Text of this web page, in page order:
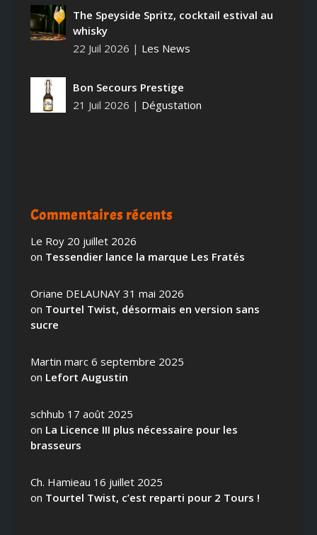
The Speyside Spritz, cocktail estival au
whisky
22 Juil 2026 | Les News
Bon Secours Prestige
21 Juil 2026 | Dégustation
Commentaires récents
Le Roy 20 juillet 2026
on Tessendier lance la marque Les Fratés
Oriane DELAUNAY 31 mai 2026
on Tourtel Twist, désormais en version sans
sucre
Martin marc 6 septembre 2025
on Lefort Augustin
schhub 17 août 2025
on La Licence III plus nécessaire pour les
brasseurs
Ch. Hamieau 16 juillet 2025
on Tourtel Twist, c’est reparti pour 2 Tours !